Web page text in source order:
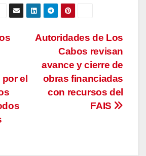
Autoridades de Los
Cabos revisan
avance y cierre de
obras financiadas
con recursos del
FAIS
el